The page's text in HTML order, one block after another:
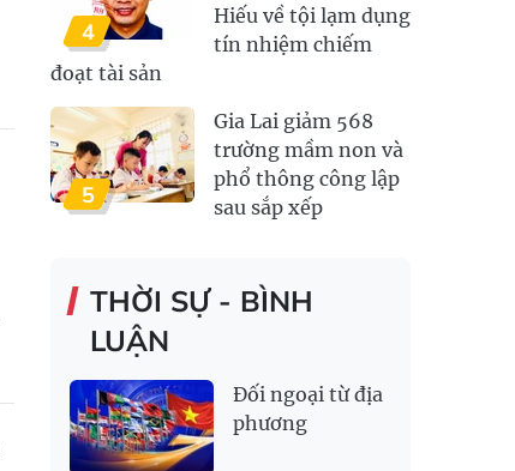
4
Hiếu về tội lạm dụng
tín nhiệm chiếm
đoạt tài sản
5
Gia Lai giảm 568
trường mầm non và
phổ thông công lập
sau sắp xếp
THỜI SỰ - BÌNH
LUẬN
Đối ngoại từ địa
phương